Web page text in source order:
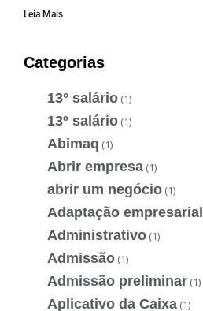
Leia Mais
Categorias
13° salário (1)
13º salário (1)
Abimaq (1)
Abrir empresa (1)
abrir um negócio (1)
Adaptação empresarial
Administrativo (1)
Admissão (1)
Admissão preliminar (1)
Aplicativo da Caixa (1)